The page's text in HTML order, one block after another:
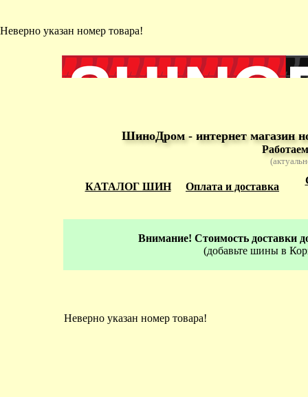
Неверно указан номер товара!
ШиноДром - интернет магазин
КАТАЛОГ ШИН Оплата и доставка
Внимание! Стоимость доставки
(добавьте шины в
Неверно указан номер товара!